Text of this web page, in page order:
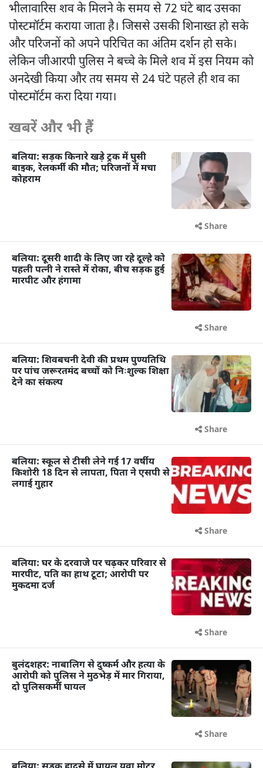
भीलावारिस शव के मिलने के समय से 72 घंटे बाद उसका
पोस्टमॉर्टम कराया जाता है। जिससे उसकी शिनाख्त हो सके
और परिजनों को अपने परिचित का अंतिम दर्शन हो सके।
लेकिन जीआरपी पुलिस ने बच्चे के मिले शव में इस नियम को
अनदेखी किया और तय समय से 24 घंटे पहले ही शव का
पोस्टमॉर्टम करा दिया गया।
खबरें और भी हैं
बलिया: सड़क किनारे खड़े ट्रक में घुसी
बाइक, रेलकर्मी की मौत; परिजनों में मचा
कोहराम
Share
बलिया: दूसरी शादी के लिए जा रहे दूल्हे को
पहली पत्नी ने रास्ते में रोका, बीच सड़क हुई
मारपीट और हंगामा
Share
बलिया: शिवबचनी देवी की प्रथम पुण्यतिथि
पर पांच जरूरतमंद बच्चों को निःशुल्क शिक्षा
देने का संकल्प
Share
बलिया: स्कूल से टीसी लेने गई 17 वर्षीय
किशोरी 18 दिन से लापता, पिता ने एसपी से
लगाई गुहार
Share
बलिया: घर के दरवाजे पर चढ़कर परिवार से
मारपीट, पति का हाथ टूटा; आरोपी पर
मुकदमा दर्ज
Share
बुलंदशहर: नाबालिग से दुष्कर्म और हत्या के
आरोपी को पुलिस ने मुठभेड़ में मार गिराया,
दो पुलिसकर्मी घायल
Share